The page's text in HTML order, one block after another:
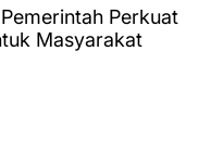
Perkuat
Masyarakat